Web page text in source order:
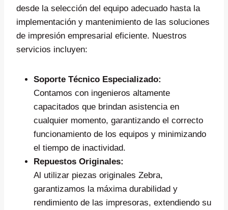
desde la selección del equipo adecuado hasta la
implementación y mantenimiento de las soluciones
de impresión empresarial eficiente. Nuestros
servicios incluyen:
Soporte Técnico Especializado:
Contamos con ingenieros altamente
capacitados que brindan asistencia en
cualquier momento, garantizando el correcto
funcionamiento de los equipos y minimizando
el tiempo de inactividad.
Repuestos Originales:
Al utilizar piezas originales Zebra,
garantizamos la máxima durabilidad y
rendimiento de las impresoras, extendiendo su